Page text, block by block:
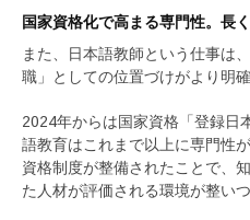
国家資格化で高まる専門性。長
また、日本語教師という仕事は
職」としての位置づけがより明
2024年からは国家資格「登録日
語教育はこれまで以上に専門性
資格制度が整備されたことで、
た人材が評価される環境が整いつ